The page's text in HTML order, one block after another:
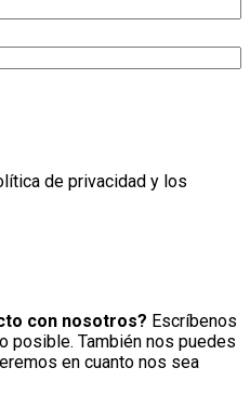
de privacidad y los
con nosotros? Escríbenos
posible. También nos puedes
en cuanto nos sea